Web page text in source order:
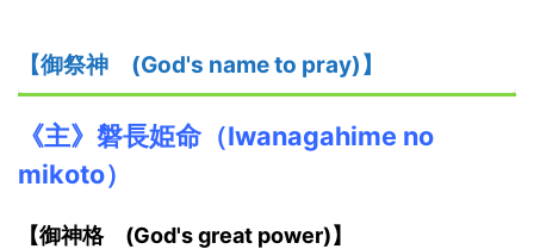
【御祭神 (God's name to pray)】
《主》磐長姫命（Iwanagahime no
mikoto）
【御神格 (God's great power)】